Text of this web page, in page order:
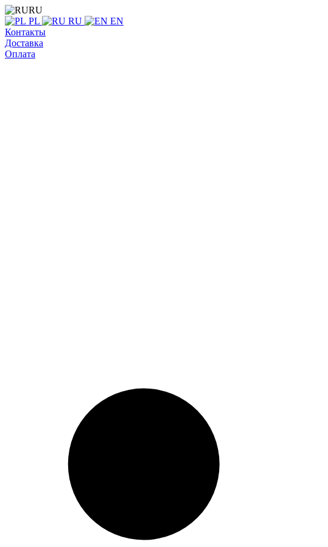
RU
PL
RU
EN
Контакты
Доставка
Оплата